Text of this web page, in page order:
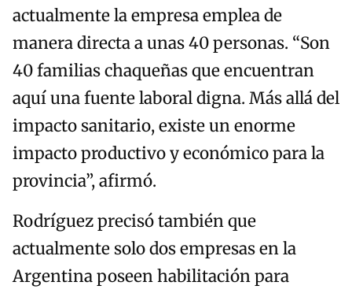
actualmente la empresa emplea de
manera directa a unas 40 personas. “Son
40 familias chaqueñas que encuentran
aquí una fuente laboral digna. Más allá del
impacto sanitario, existe un enorme
impacto productivo y económico para la
provincia”, afirmó.
Rodríguez precisó también que
actualmente solo dos empresas en la
Argentina poseen habilitación para